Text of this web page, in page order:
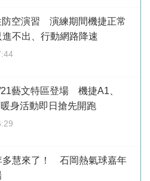
防空演習 演練期間機捷正常
不出、行動網路降速
藝文特區登場 機捷A1、
身活動即日搶先開跑
多慧來了！ 石岡熱氣球嘉年